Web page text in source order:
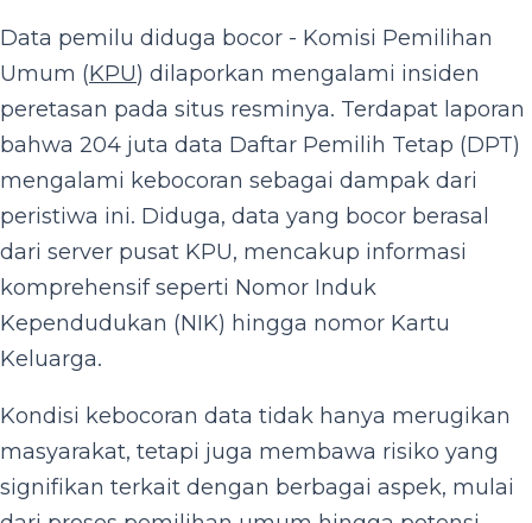
Data pemilu diduga bocor - Komisi Pemilihan
Umum (KPU) dilaporkan mengalami insiden
peretasan pada situs resminya. Terdapat laporan
bahwa 204 juta data Daftar Pemilih Tetap (DPT)
mengalami kebocoran sebagai dampak dari
peristiwa ini. Diduga, data yang bocor berasal
dari server pusat KPU, mencakup informasi
komprehensif seperti Nomor Induk
Kependudukan (NIK) hingga nomor Kartu
Keluarga.
Kondisi kebocoran data tidak hanya merugikan
masyarakat, tetapi juga membawa risiko yang
signifikan terkait dengan berbagai aspek, mulai